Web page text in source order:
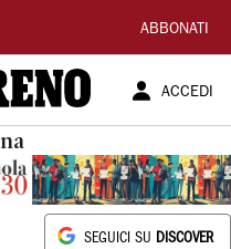
ABBONATI
ACCEDI
SEGUICI SU DISCOVER